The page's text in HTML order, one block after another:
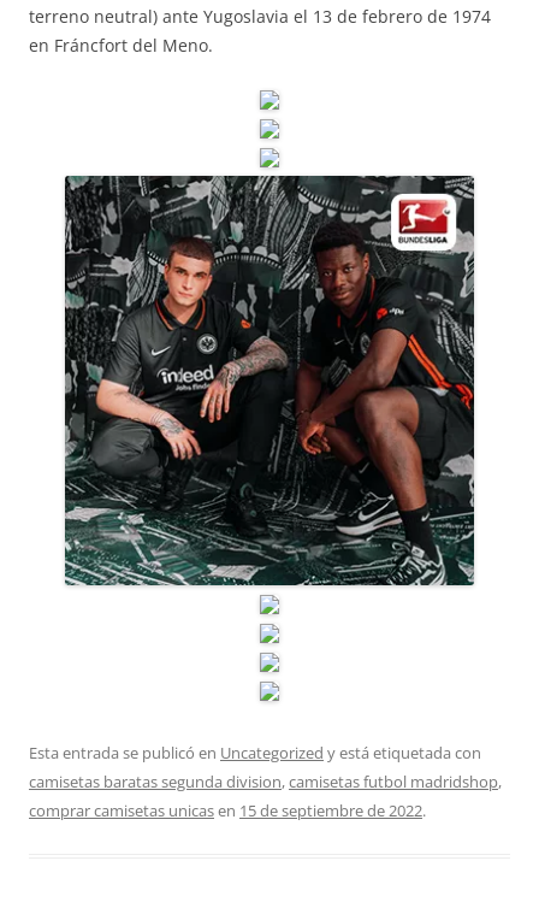
terreno neutral) ante Yugoslavia el 13 de febrero de 1974
en Fráncfort del Meno.
Esta entrada se publicó en Uncategorized y está etiquetada con
camisetas baratas segunda division,camisetas futbol madridshop,
comprar camisetas unicasen 15 de septiembre de 2022.